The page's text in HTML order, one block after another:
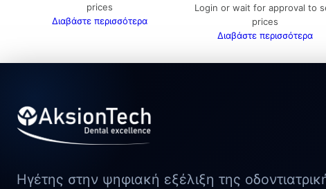
prices
Διαβάστε περισσότερα
Login or wait for approval to
prices
Διαβάστε περισσότερα
Ηγέτης στην ψηφιακή εξέλιξη της